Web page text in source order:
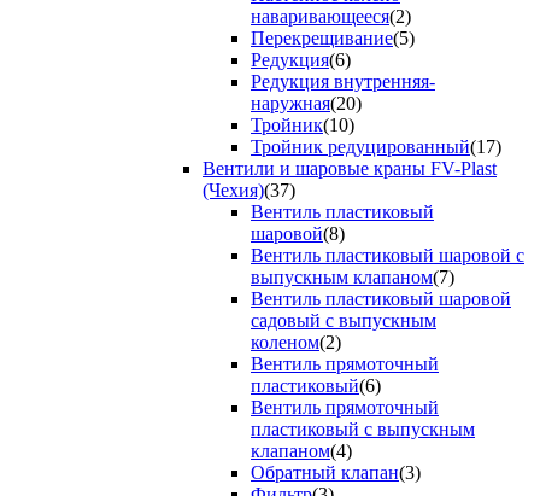
наваривающееся(2)
Перекрещивание(5)
Редукция(6)
Редукция внутренняя-
наружная(20)
Тройник(10)
Тройник редуцированный(17)
Вентили и шаровые краны FV-Plast
(Чехия)(37)
Вентиль пластиковый
шаровой(8)
Вентиль пластиковый шаровой с
выпускным клапаном(7)
Вентиль пластиковый шаровой
садовый с выпускным
коленом(2)
Вентиль прямоточный
пластиковый(6)
Вентиль прямоточный
пластиковый с выпускным
клапаном(4)
Обратный клапан(3)